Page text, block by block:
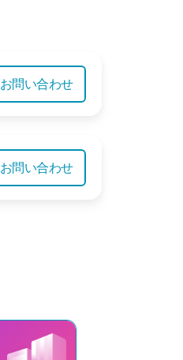
お問い合わせ
お問い合わせ